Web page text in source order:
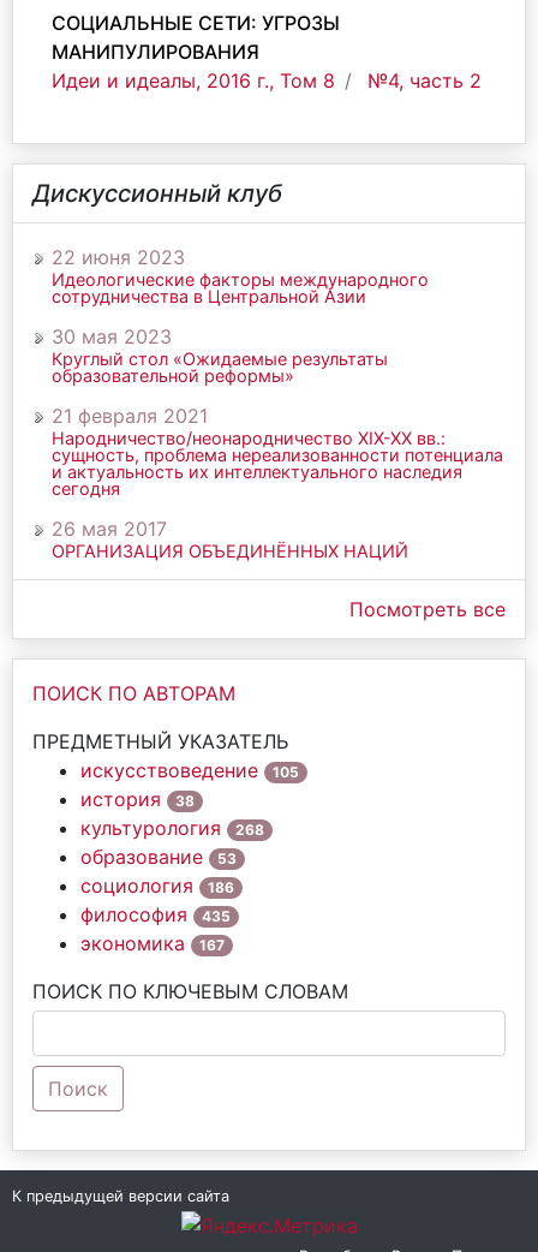
СОЦИАЛЬНЫЕ СЕТИ: УГРОЗЫ
МАНИПУЛИРОВАНИЯ
Идеи и идеалы, 2016 г., Том 8
№4, часть 2
Дискуссионный клуб
22 июня 2023
Идеологические факторы международного
сотрудничества в Центральной Азии
30 мая 2023
Круглый стол «Ожидаемые результаты
образовательной реформы»
21 февраля 2021
Народничество/неонародничество ХIХ-ХХ вв.:
сущность, проблема нереализованности потенциала
и актуальность их интеллектуального наследия
сегодня
26 мая 2017
ОРГАНИЗАЦИЯ ОБЪЕДИНЁННЫХ НАЦИЙ
Посмотреть все
ПОИСК ПО АВТОРАМ
ПРЕДМЕТНЫЙ УКАЗАТЕЛЬ
искусствоведение
105
история 38
культурология 268
образование 53
социология 186
философия 435
экономика 167
ПОИСК ПО КЛЮЧЕВЫМ СЛОВАМ
Поиск
К предыдущей версии сайта